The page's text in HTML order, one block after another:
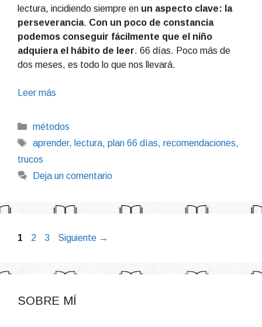
lectura, incidiendo siempre en un aspecto clave: la
perseverancia. Con un poco de constancia
podemos conseguir fácilmente que el niño
adquiera el hábito de leer. 66 días. Poco más de
dos meses, es todo lo que nos llevará.
Leer más
Categorías
métodos
Etiquetas
aprender, lectura, plan 66 días, recomendaciones,
trucos
Deja un comentario
Página
1 Página
2 Página
3 Siguiente →
SOBRE MÍ